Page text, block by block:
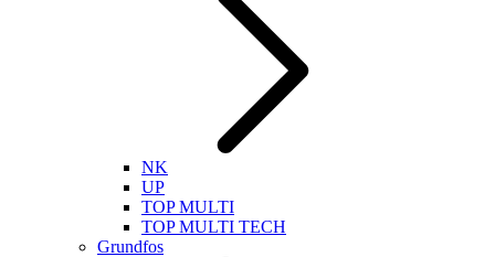
NK
UP
TOP MULTI
TOP MULTI TECH
Grundfos